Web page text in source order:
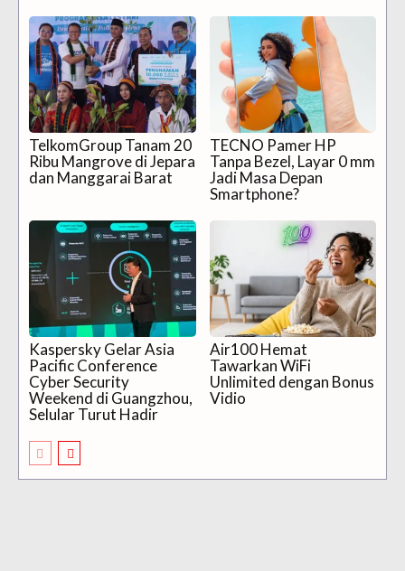
TelkomGroup Tanam 20
Ribu Mangrove di Jepara
dan Manggarai Barat
TECNO Pamer HP
Tanpa Bezel, Layar 0 mm
Jadi Masa Depan
Smartphone?
Kaspersky Gelar Asia
Pacific Conference
Cyber Security
Weekend di Guangzhou,
Selular Turut Hadir
Air100 Hemat
Tawarkan WiFi
Unlimited dengan Bonus
Vidio